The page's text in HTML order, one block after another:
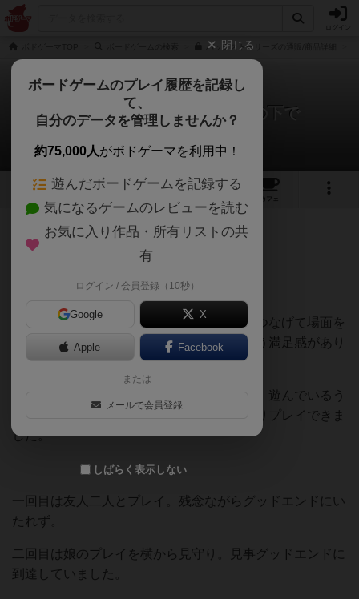
バックストーリーズの通販/商品詳細
バックストーリーズ：氷雪の下で
Mercyさんのレビュー
1 2
カフェ
337名 2名 0 2ヶ月前
まず非常にコンパクトなのがGOOD。
コンポーネントはカードのみですが複数枚つなげて場面を
表現しているのでボドゲ遊んでいるぞという満足感があり
ます。
ルールは初読では「ん？」となりましたが、遊んでいるう
ちに「はいはいこういうことね」とすんなりプレイできま
した。
一回目は友人二人とプレイ。残念ながらグッドエンドにい
たれず。
二回目は娘のプレイを横から見守り。見事グッドエンドに
到達していました。
閉じる
ボードゲームのプレイ履歴を記録し
て、
自分のデータを管理しませんか？
約75,000人がボドゲーマを利用中！
遊んだボードゲームを記録する
気になるゲームのレビューを読む
お気に入り作品・所有リストの共
有
ログイン / 会員登録（10秒）
Google X
Apple Facebook
または
メールで会員登録
しばらく表示しない